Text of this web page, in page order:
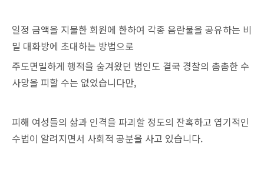
일정 금액을 지불한 회원에 한하여 각종 음란물을 공유하는 비
밀 대화방에 초대하는 방법으로
주도면밀하게 행적을 숨겨왔던 범인도 결국 경찰의 촘촘한 수
사망을 피할 수는 없었습니다만,
피해 여성들의 삶과 인격을 파괴할 정도의 잔혹하고 엽기적인
수법이 알려지면서 사회적 공분을 사고 있습니다.